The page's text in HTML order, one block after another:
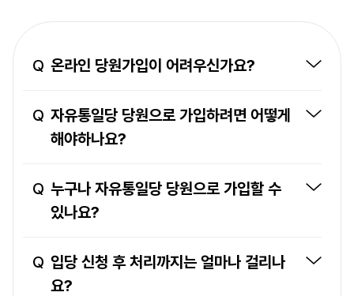
Q 온라인 당원가입이 어려우신가요?
Q 자유통일당 당원으로 가입하려면 어떻게
해야하나요?
Q 누구나 자유통일당 당원으로 가입할 수
있나요?
Q 입당 신청 후 처리까지는 얼마나 걸리나
요?